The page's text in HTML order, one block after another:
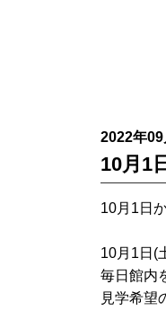
2022年09
10月1
10月1日
10月1日(
毎日館内
見学希望